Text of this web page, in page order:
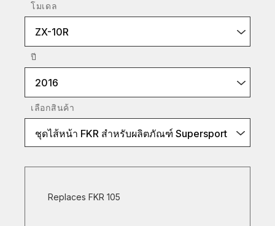
โมเดล
ZX-10R
ปี
2016
เลือกสินค้า
ชุดไส้หน้า FKR สำหรับผลิตภัณฑ์ Supersport
Replaces FKR 105